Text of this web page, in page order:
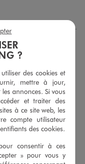
porté, non retouché,
du ticket de caisse,
de faire
magasins. Les tarifs
Voir
?
des cookies et
mettre à jour,
annonces. Si vous
et traiter des
à ce site web, les
compte utilisateur
des cookies.
consentir à ces
» pour vous y